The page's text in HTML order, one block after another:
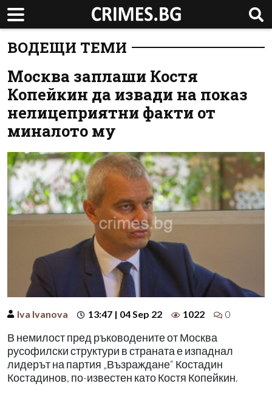
ВОДЕЩИ ТЕМИ
Москва заплаши Костя
Копейкин да извади на показ
нелицеприятни факти от
миналото му
Iva Ivanova 13:47 | 04 Sep 22 1022 0
В немилост пред ръководените от Москва
русофилски структури в страната е изпаднал
лидерът на партия „Възраждане“ Костадин
Костадинов, по-известен като Костя Копейкин.